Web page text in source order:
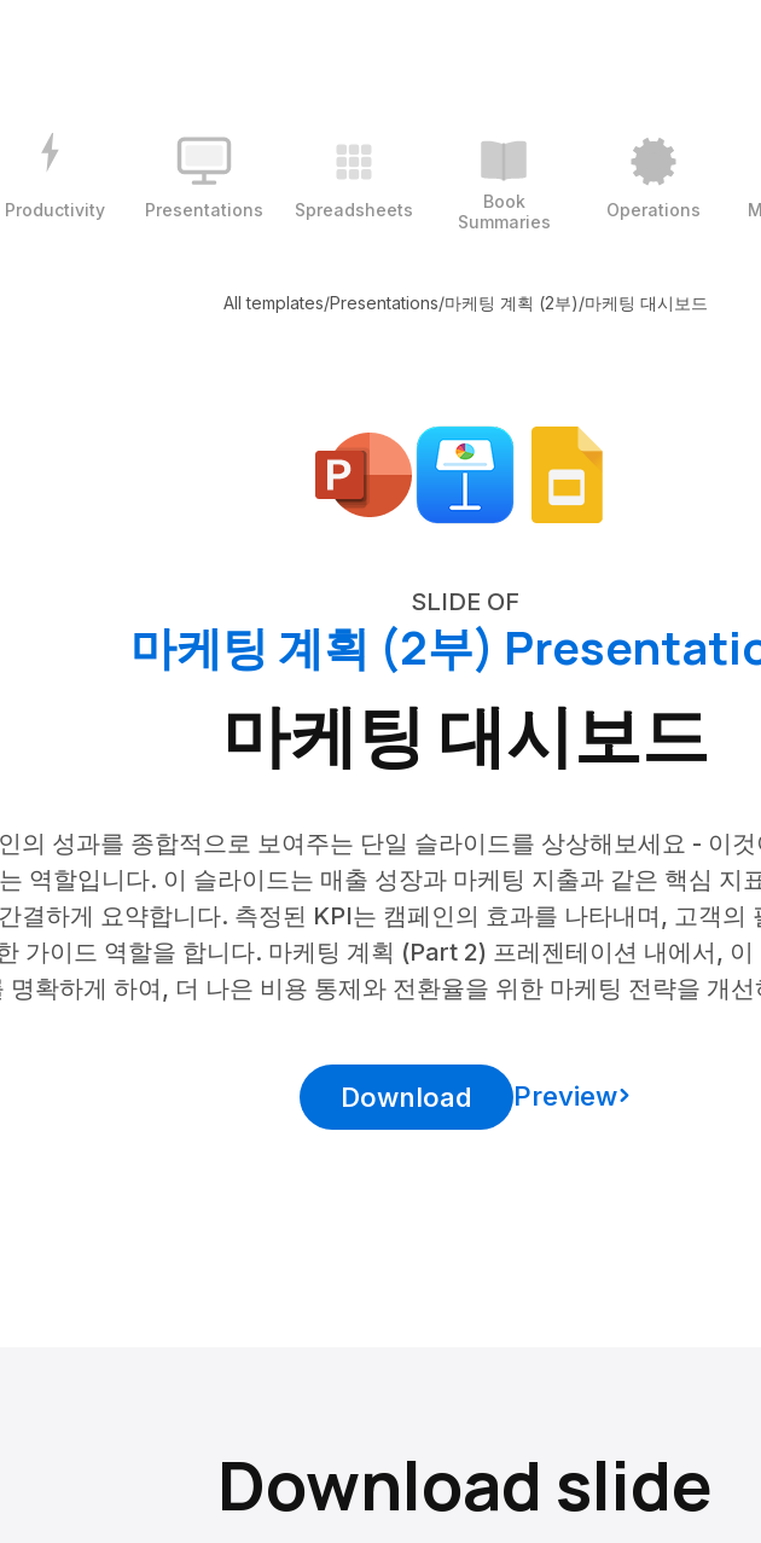
Productivity Presentations Spreadsheets
Book
Summaries
Operations
All templates/Presentations/마케팅 계획 (2부)/마케팅 대시보드
SLIDE OF
마케팅 계획 (2부)
마케팅 대시보드
의 성과를 종합적으로 보여주는 단일 슬라이드를 상상해보세요 - 이
역할입니다. 이 슬라이드는 매출 성장과 마케팅 지출과 같은 핵심 지
결하게 요약합니다. 측정된 KPI는 캠페인의 효과를 나타내며, 고객의
가이드 역할을 합니다. 마케팅 계획 (Part 2) 프레젠테이션 내에서,
명확하게 하여, 더 나은 비용 통제와 전환율을 위한 마케팅 전략을 개
Download Preview
Download slide